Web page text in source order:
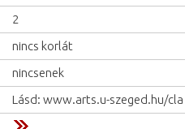
2
nincs korlát
nincsenek
Lásd: www.arts.u-szeged.hu/cla